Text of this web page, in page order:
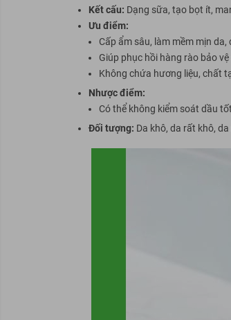
Kết cấu: Dạng sữa, tạo bọt ít,
Ưu điểm:
Cấp ẩm sâu, làm mềm mịn
Giúp phục hồi hàng rào bảo
Không chứa hương liệu, chất
Nhược điểm:
Có thể không kiểm soát dầu
Đối tượng: Da khô, da rất khô,